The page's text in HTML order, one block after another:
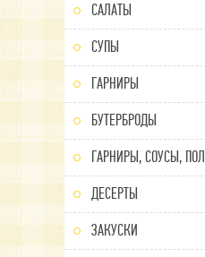
САЛАТЫ
СУПЫ
ГАРНИРЫ
БУТЕРБРОДЫ
ГАРНИРЫ, СОУСЫ,
ДЕСЕРТЫ
ЗАКУСКИ